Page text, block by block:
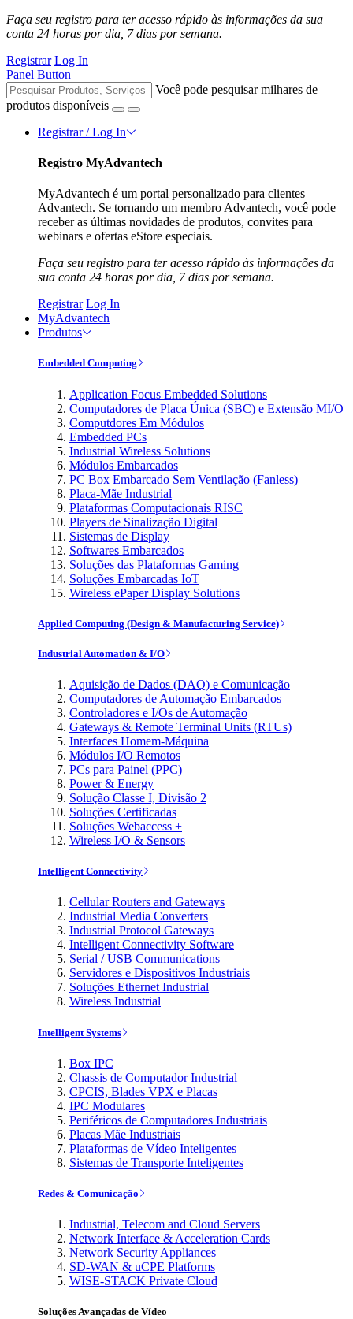
Faça seu registro para ter acesso rápido às informações da sua
conta 24 horas por dia, 7 dias por semana.
Registrar Log In
Panel Button
Você pode pesquisar milhares de
produtos disponíveis
Registrar / Log In
Registro MyAdvantech
MyAdvantech é um portal personalizado para clientes
Advantech. Se tornando um membro Advantech, você pode
receber as últimas novidades de produtos, convites para
webinars e ofertas eStore especiais.
Faça seu registro para ter acesso rápido às informações da
sua conta 24 horas por dia, 7 dias por semana.
Registrar Log In
MyAdvantech
Produtos
Embedded Computing
Application Focus Embedded Solutions
Computadores de Placa Única (SBC) e Extensão MI/O
Computdores Em Módulos
Embedded PCs
Industrial Wireless Solutions
Módulos Embarcados
PC Box Embarcado Sem Ventilação (Fanless)
Placa-Mãe Industrial
Plataformas Computacionais RISC
Players de Sinalização Digital
Sistemas de Display
Softwares Embarcados
Soluções das Plataformas Gaming
Soluções Embarcadas IoT
Wireless ePaper Display Solutions
Applied Computing (Design & Manufacturing Service)
Industrial Automation & I/O
Aquisição de Dados (DAQ) e Comunicação
Computadores de Automação Embarcados
Controladores e I/Os de Automação
Gateways & Remote Terminal Units (RTUs)
Interfaces Homem-Máquina
Módulos I/O Remotos
PCs para Painel (PPC)
Power & Energy
Solução Classe I, Divisão 2
Soluções Certificadas
Soluções Webaccess +
Wireless I/O & Sensors
Intelligent Connectivity
Cellular Routers and Gateways
Industrial Media Converters
Industrial Protocol Gateways
Intelligent Connectivity Software
Serial / USB Communications
Servidores e Dispositivos Industriais
Soluções Ethernet Industrial
Wireless Industrial
Intelligent Systems
Box IPC
Chassis de Computador Industrial
CPCIS, Blades VPX e Placas
IPC Modulares
Periféricos de Computadores Industriais
Placas Mãe Industriais
Plataformas de Vídeo Inteligentes
Sistemas de Transporte Inteligentes
Redes & Comunicação
Industrial, Telecom and Cloud Servers
Network Interface & Acceleration Cards
Network Security Appliances
SD-WAN & uCPE Platforms
WISE-STACK Private Cloud
Soluções Avançadas de Vídeo